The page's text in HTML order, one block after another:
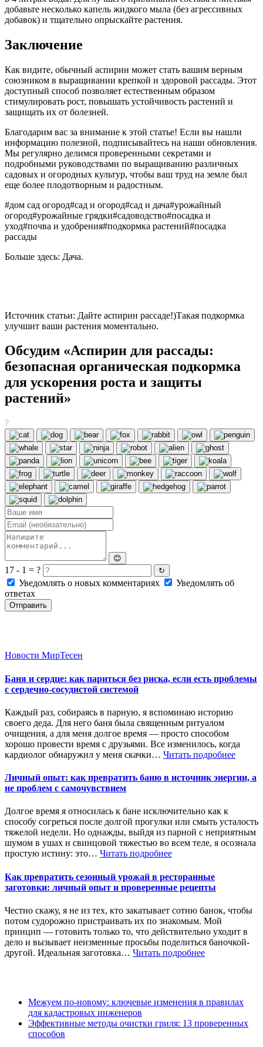
добавьте несколько капель жидкого мыла (без агрессивных
добавок) и тщательно опрыскайте растения.
Заключение
Как видите, обычный аспирин может стать вашим верным
союзником в выращивании крепкой и здоровой рассады. Этот
доступный способ позволяет естественным образом
стимулировать рост, повышать устойчивость растений и
защищать их от болезней.
Благодарим вас за внимание к этой статье! Если вы нашли
информацию полезной, подписывайтесь на наши обновления.
Мы регулярно делимся проверенными секретами и
подробными руководствами по выращиванию различных
садовых и огородных культур, чтобы ваш труд на земле был
еще более плодотворным и радостным.
#дом сад огород#сад и огород#сад и дача#урожайный
огород#урожайные грядки#садоводство#посадка и
уход#почва и удобрения#подкормка растений#посадка
рассады
Больше здесь: Дача.
Источник статьи: Дайте аспирин рассаде!)Такая подкормка
улучшит ваши растения моментально.
Обсудим «Аспирин для рассады:
безопасная органическая подкормка
для ускорения роста и защиты
растений»
?
😊
17 - 1 = ? ↻
Уведомлять о новых комментариях
Уведомлять об
ответах
Отправить
Новости МирТесен
Баня и сердце: как париться без риска, если есть проблемы
с сердечно-сосудистой системой
Каждый раз, собираясь в парную, я вспоминаю историю
своего деда. Для него баня была священным ритуалом
очищения, а для меня долгое время — просто способом
хорошо провести время с друзьями. Все изменилось, когда
кардиолог обнаружил у меня скачки… Читать подробнее
Личный опыт: как превратить баню в источник энергии, а
не проблем с самочувствием
Долгое время я относилась к бане исключительно как к
способу согреться после долгой прогулки или смыть усталость
тяжелой недели. Но однажды, выйдя из парной с неприятным
шумом в ушах и свинцовой тяжестью во всем теле, я осознала
простую истину: это… Читать подробнее
Как превратить сезонный урожай в ресторанные
заготовки: личный опыт и проверенные рецепты
Честно скажу, я не из тех, кто закатывает сотню банок, чтобы
потом судорожно пристраивать их по знакомым. Мой
принцип — готовить только то, что действительно уходит в
дело и вызывает неизменные просьбы поделиться баночкой-
другой. Идеальная заготовка… Читать подробнее
Межуем по-новому: ключевые изменения в правилах
для кадастровых инженеров
Эффективные методы очистки гриля: 13 проверенных
способов